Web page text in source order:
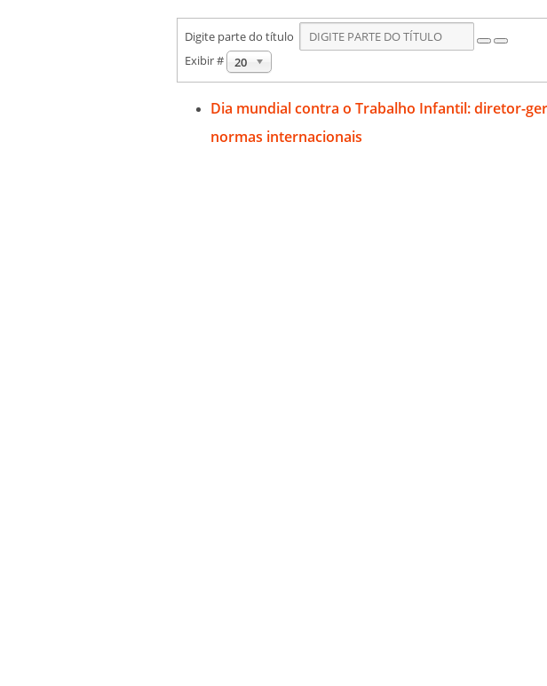
Digite parte do título
Exibir #
20
Dia mundial contra o Trabalho Infantil: diretor-
normas internacionais